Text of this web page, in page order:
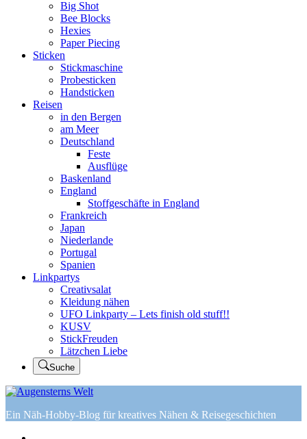
Big Shot
Bee Blocks
Hexies
Paper Piecing
Sticken
Stickmaschine
Probesticken
Handsticken
Reisen
in den Bergen
am Meer
Deutschland
Feste
Ausflüge
Baskenland
England
Stoffgeschäfte in England
Frankreich
Japan
Niederlande
Portugal
Spanien
Linkpartys
Creativsalat
Kleidung nähen
UFO Linkparty – Lets finish old stuff!!
KUSV
StickFreuden
Lätzchen Liebe
Suche
Ein Näh-Hobby-Blog für kreatives Nähen & Reisegeschichten